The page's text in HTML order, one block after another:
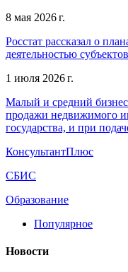
8 мая 2026 г.
Росстат рассказал о
деятельностью
1 июля 2026 г.
Малый и средний
продажи недвижимого
государства, и при
КонсультантПлюс
СБИС
Образование
Популярное
Новости